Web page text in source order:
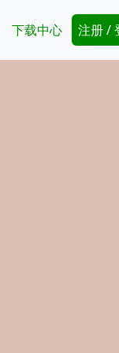
下载中心 注册 /